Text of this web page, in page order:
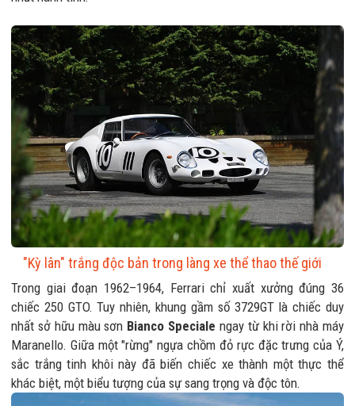
"Kỳ lân" trắng độc bản trong làng xe thể thao thế giới
Trong giai đoạn 1962–1964, Ferrari chỉ xuất xưởng đúng 36
chiếc 250 GTO. Tuy nhiên, khung gầm số 3729GT là chiếc duy
nhất sở hữu màu sơn Bianco Speciale ngay từ khi rời nhà máy
Maranello. Giữa một "rừng" ngựa chồm đỏ rực đặc trưng của Ý,
sắc trắng tinh khôi này đã biến chiếc xe thành một thực thể
khác biệt, một biểu tượng của sự sang trọng và độc tôn.